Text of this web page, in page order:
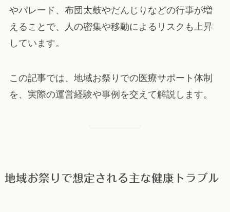
やパレード、布団太鼓やだんじりなどの行事が増
えることで、人の密集や移動によるリスクも上昇
しています。
この記事では、地域お祭りでの医療サポート体制
を、実際の運営経験や事例を交えて解説します。
地域お祭りで想定される主な健康トラブル